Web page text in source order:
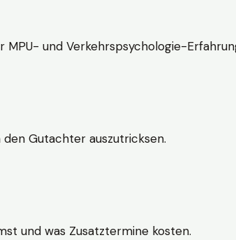
und Verkehrspsychologie-
den Gutachter auszutricksen.
und was Zusatztermine kosten.